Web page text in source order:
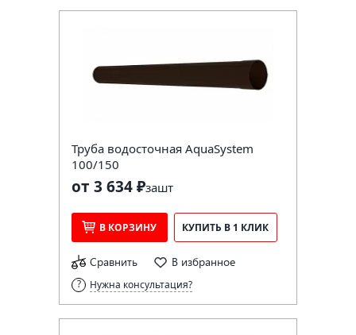
Труба водосточная AquaSystem
100/150
от 3 634 ₽зашт
В КОРЗИНУ КУПИТЬ В 1 КЛИК
Сравнить В избранное
Нужна консультация?